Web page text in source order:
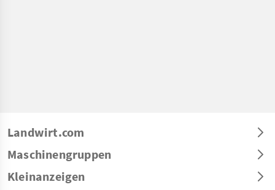
Landwirt.com
Maschinengruppen
Kleinanzeigen